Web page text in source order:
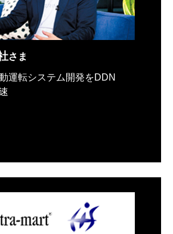
さま
運転システム開発をDDN